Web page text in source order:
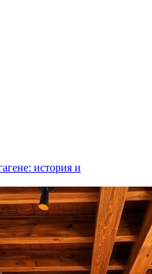
история и